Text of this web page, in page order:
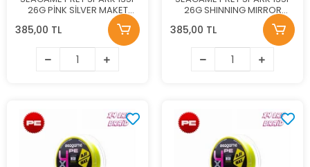
26G PİNK SİLVER MAKET
385,00 TL
26G SHINNING MIRROR
385,00 TL